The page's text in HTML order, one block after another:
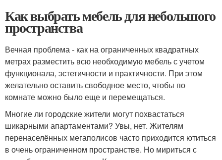
Как выбрать мебель для небольшого
пространства
Вечная проблема - как на ограниченных квадратных
метрах разместить всю необходимую мебель с учетом
функционала, эстетичности и практичности. При этом
желательно оставить свободное место, чтобы по
комнате можно было еще и перемещаться.
Многие ли городские жители могут похвастаться
шикарными апартаментами? Увы, нет. Жителям
перенаселённых мегаполисов часто приходится ютиться
в очень ограниченном пространстве. Но мириться с